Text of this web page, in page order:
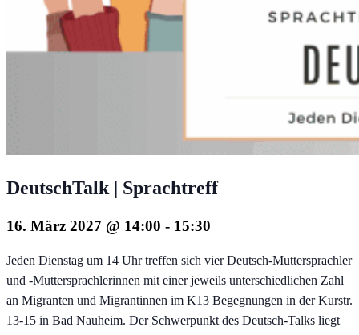
DeutschTalk | Sprachtreff
16. März 2027 @ 14:00 - 15:30
Jeden Dienstag um 14 Uhr treffen sich vier Deutsch-Muttersprachler
und -Muttersprachlerinnen mit einer jeweils unterschiedlichen Zahl
an Migranten und Migrantinnen im K13 Begegnungen in der Kurstr.
13-15 in Bad Nauheim. Der Schwerpunkt des Deutsch-Talks liegt